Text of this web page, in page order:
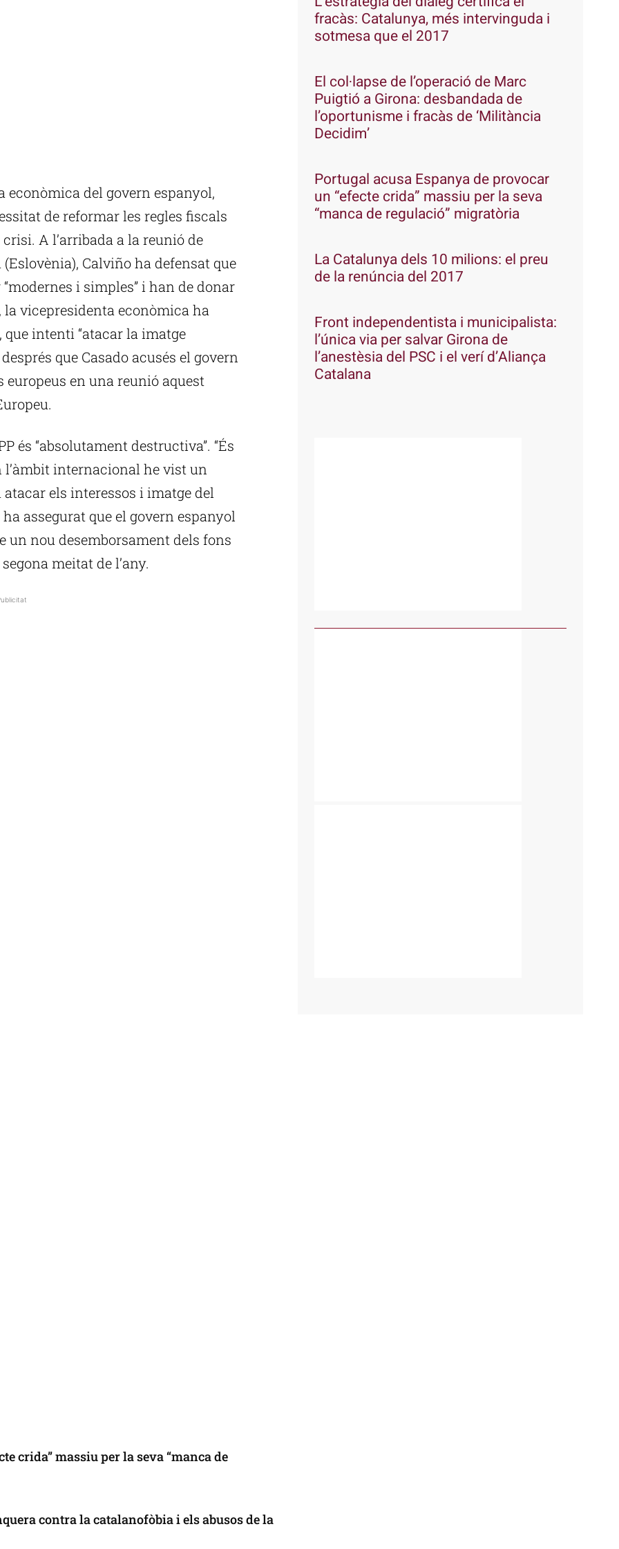
econòmica del govern espanyol,
de reformar les regles fiscals
A l’arribada a la reunió de
Calviño ha defensat que
i simples” i han de donar
la vicepresidenta econòmica ha
que intenti “atacar la imatge
que Casado acusés el govern
europeus en una reunió aquest
és “absolutament destructiva”. “És
internacional he vist un
els interessos i imatge del
assegurat que el govern espanyol
un nou desemborsament dels fons
meitat de l’any.
crida” massiu per la seva “manca de
contra la catalanofòbia i els abusos de la
fracàs: Catalunya, més intervinguda i
sotmesa que el 2017
El col·lapse de l’operació de Marc
Puigtió a Girona: desbandada de
l’oportunisme i fracàs de ‘Militància
Decidim’
Portugal acusa Espanya de provocar
un “efecte crida” massiu per la seva
“manca de regulació” migratòria
La Catalunya dels 10 milions: el preu
de la renúncia del 2017
Front independentista i municipalista:
l’única via per salvar Girona de
l’anestèsia del PSC i el verí d’Aliança
Catalana